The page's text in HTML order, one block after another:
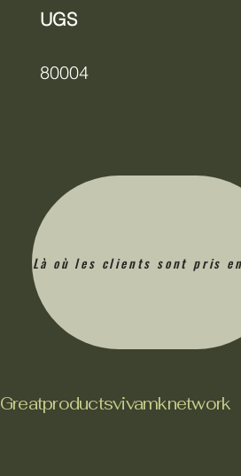
UGS
80004
Greatproductsvivamknetwork
Là où les clients sont pris en